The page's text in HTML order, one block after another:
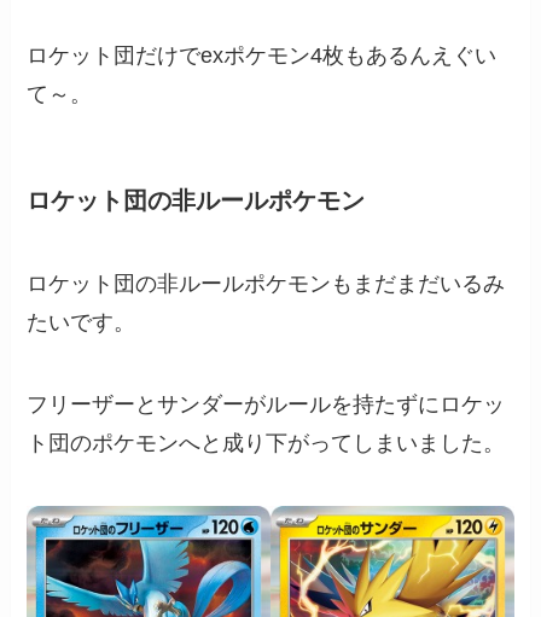
ロケット団だけでexポケモン4枚もあるんえぐい
て～。
ロケット団の非ルールポケモン
ロケット団の非ルールポケモンもまだまだいるみ
たいです。
フリーザーとサンダーがルールを持たずにロケッ
ト団のポケモンへと成り下がってしまいました。